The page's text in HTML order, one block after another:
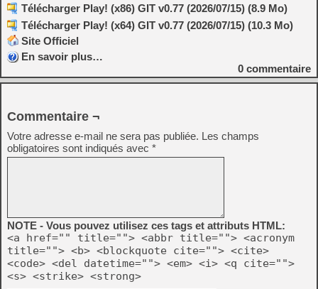
Télécharger Play! (x86) GIT v0.77 (2026/07/15) (8.9 Mo)
Télécharger Play! (x64) GIT v0.77 (2026/07/15) (10.3 Mo)
Site Officiel
En savoir plus…
0 commentaire
Commentaire ¬
Votre adresse e-mail ne sera pas publiée. Les champs
obligatoires sont indiqués avec *
NOTE - Vous pouvez utilisez ces tags et attributs HTML:
<a href="" title=""> <abbr title=""> <acronym
title=""> <b> <blockquote cite=""> <cite>
<code> <del datetime=""> <em> <i> <q cite="">
<s> <strike> <strong>